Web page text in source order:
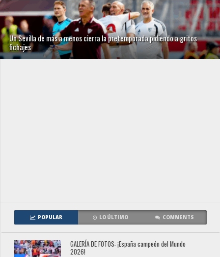
Un Sevilla de más a menos cierra la pretemporada pidiendo a gritos
fichajes
POPULAR LO ÚLTIMO COMMENTS
GALERÍA DE FOTOS: ¡España campeón del Mundo
2026!